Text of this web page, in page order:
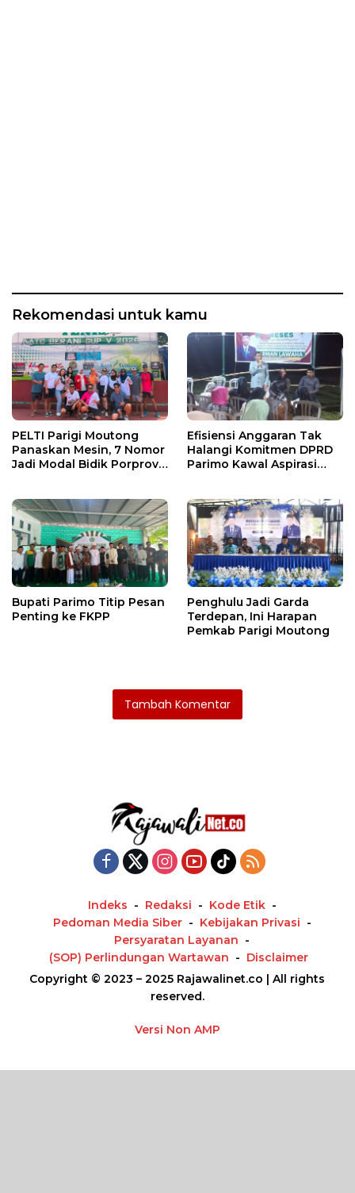
Rekomendasi untuk kamu
PELTI Parigi Moutong
Panaskan Mesin, 7 Nomor
Jadi Modal Bidik Porprov
Efisiensi Anggaran Tak
Halangi Komitmen DPRD
Parimo Kawal Aspirasi
Bupati Parimo Titip Pesan
Penting ke FKPP
Penghulu Jadi Garda
Terdepan, Ini Harapan
Pemkab Parigi Moutong
Tambah Komentar
Indeks Redaksi
Kode Etik
Pedoman Media Siber
Kebijakan Privasi
Persyaratan Layanan
(SOP) Perlindungan Wartawan
Disclaimer
Copyright © 2023 – 2025 Rajawalinet.co | All rights
reserved.
Versi Non AMP